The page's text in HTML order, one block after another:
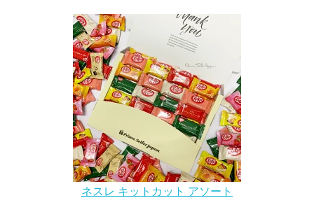
ネスレ キットカット アソート